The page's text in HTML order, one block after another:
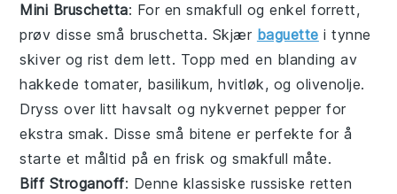
Mini Bruschetta: For en smakfull og enkel forrett,
prøv disse små bruschetta. Skjær baguette i tynne
skiver og rist dem lett. Topp med en blanding av
hakkede tomater, basilikum,hvitløk, ogolivenolje.
Dryss over litthavsalt og nykvernet pepper for
ekstra smak. Disse små bitene er perfekte for å
starte et måltid på en frisk og smakfull måte.
Biff Stroganoff: Denne klassiske russiske retten